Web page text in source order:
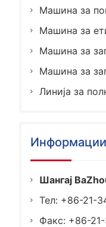
Машина за
Машина за
Машина за
Машина за
Линија за
Информации
Шангај
Тел: +86-21-
Факс: +86-